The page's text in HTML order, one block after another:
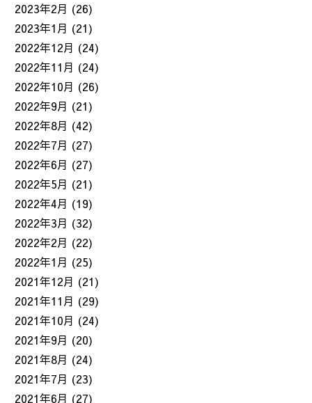
2023年2月 (26)
2023年1月 (21)
2022年12月 (24)
2022年11月 (24)
2022年10月 (26)
2022年9月 (21)
2022年8月 (42)
2022年7月 (27)
2022年6月 (27)
2022年5月 (21)
2022年4月 (19)
2022年3月 (32)
2022年2月 (22)
2022年1月 (25)
2021年12月 (21)
2021年11月 (29)
2021年10月 (24)
2021年9月 (20)
2021年8月 (24)
2021年7月 (23)
2021年6月 (27)